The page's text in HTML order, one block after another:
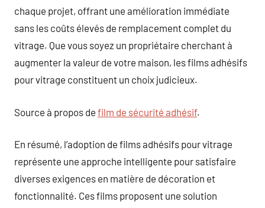
chaque projet, offrant une amélioration immédiate
sans les coûts élevés de remplacement complet du
vitrage. Que vous soyez un propriétaire cherchant à
augmenter la valeur de votre maison, les films adhésifs
pour vitrage constituent un choix judicieux.
Source à propos de film de sécurité adhésif.
En résumé, l’adoption de films adhésifs pour vitrage
représente une approche intelligente pour satisfaire
diverses exigences en matière de décoration et
fonctionnalité. Ces films proposent une solution